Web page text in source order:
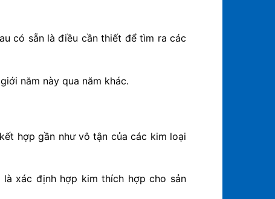
có sẵn là điều cần thiết để tìm ra các
năm này qua năm khác.
hợp gần như vô tận của các kim loại
xác định hợp kim thích hợp cho sản